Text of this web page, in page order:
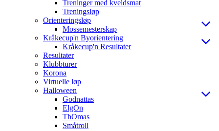
Treninger med kveldsmat
Treningsløp
Orienteringsløp
Mossemesterskap
Kråkecup'n Byorientering
Kråkecup'n Resultater
Resultater
Klubbturer
Korona
Virtuelle løp
Halloween
Godnattas
ElgOn
ThOmas
Småtroll